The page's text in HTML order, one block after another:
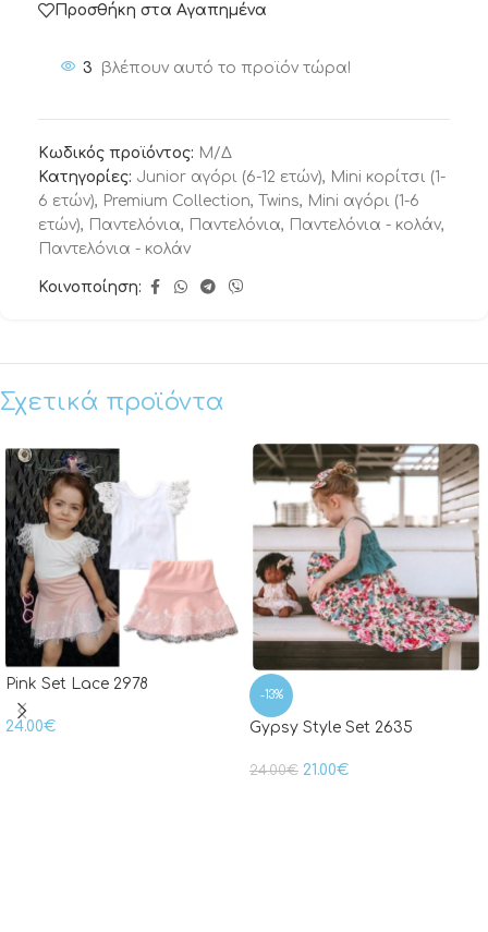
Προσθήκη στα Αγαπημένα
3 βλέπουν αυτό το προϊόν τώρα!
Κωδικός προϊόντος: Μ/Δ
Κατηγορίες: Junior αγόρι (6-12 ετών), Mini κορίτσι (1-
6 ετών), Premium Collection, Twins, Μini αγόρι (1-6
ετών), Παντελόνια, Παντελόνια, Παντελόνια - κολάν,
Παντελόνια - κολάν
Κοινοποίηση:
Σχετικά προϊόντα
Pink Set Lace 2978
24.00€
-13%
Gypsy Style Set 2635
24.00€ 21.00€